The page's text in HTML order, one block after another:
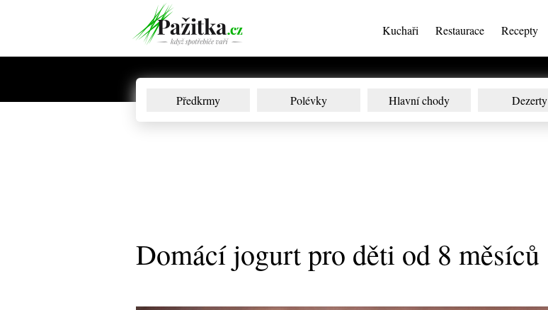
Kuchaři Restaurace Recepty
Předkrmy Polévky Hlavní chody Dezerty
Domácí jogurt pro děti od 8 měsíců